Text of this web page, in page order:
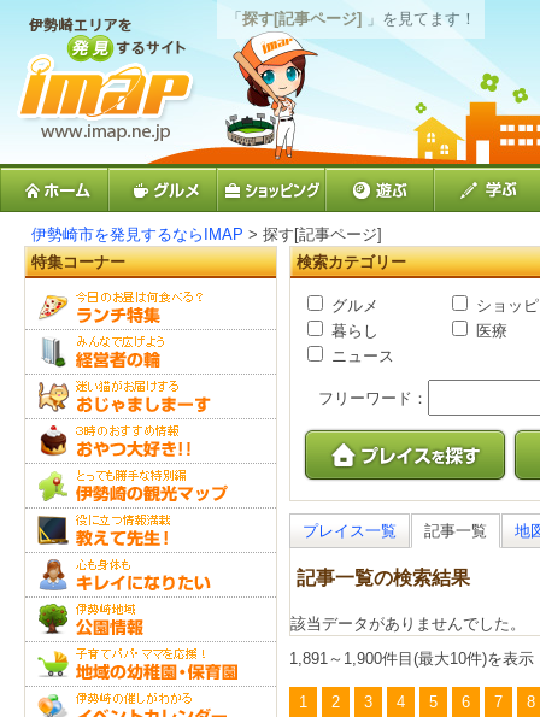
「探す[記事ページ] 」を見てます！
伊勢崎市を発見するならIMAP > 探す[記事ページ]
検索カテゴリー
グルメ
ショッ
暮らし
医療
ニュース
フリーワード：
プレイス一覧 記事一覧 地
記事一覧の検索結果
該当データがありませんでした。
1,891～1,900件目(最大10件)を表示
1 2 3 4 5 6 7 8
特集コーナー